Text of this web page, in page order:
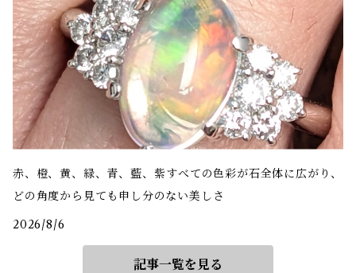
赤、橙、黄、緑、青、藍、紫――すべての色彩が石全体に広がり、
どの角度から見ても申し分のない美しさ
2026/8/6
記事一覧を見る